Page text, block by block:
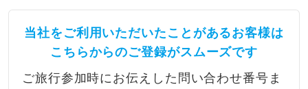
当社をご利用いただいたことがあるお客様は
こちらからのご登録がスムーズです
ご旅行参加時にお伝えした問い合わせ番号ま